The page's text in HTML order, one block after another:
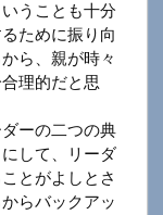
うことも十分
ために振り向
ら、親が時々
理的だと思
ーの二つの典
して、リーダ
とがよしとさ
らバックアッ